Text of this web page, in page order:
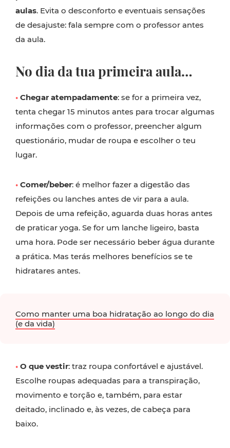
aulas. Evita o desconforto e eventuais sensações
de desajuste: fala sempre com o professor antes
da aula.
No dia da tua primeira aula…
• Chegar atempadamente: se for a primeira vez,
tenta chegar 15 minutos antes para trocar algumas
informações com o professor, preencher algum
questionário, mudar de roupa e escolher o teu
lugar.
• Comer/beber: é melhor fazer a digestão das
refeições ou lanches antes de vir para a aula.
Depois de uma refeição, aguarda duas horas antes
de praticar yoga. Se for um lanche ligeiro, basta
uma hora. Pode ser necessário beber água durante
a prática. Mas terás melhores benefícios se te
hidratares antes.
Como manter uma boa hidratação ao longo do dia
(e da vida)
• O que vestir: traz roupa confortável e ajustável.
Escolhe roupas adequadas para a transpiração,
movimento e torção e, também, para estar
deitado, inclinado e, às vezes, de cabeça para
baixo.